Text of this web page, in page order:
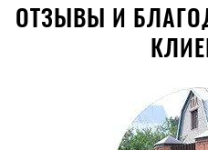
ОТЗЫВЫ И